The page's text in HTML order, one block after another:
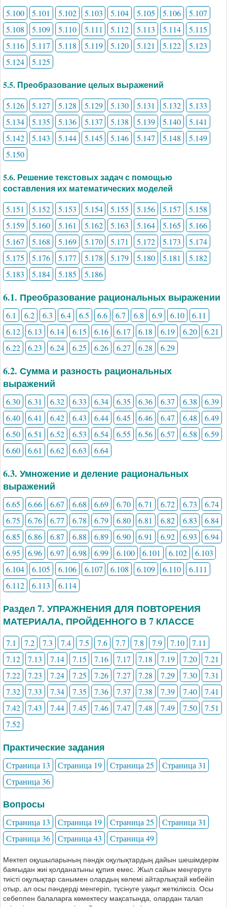
5.100 5.101 5.102 5.103 5.104 5.105 5.106
5.107
5.108
5.109 5.110 5.111 5.112 5.113 5.114
5.115
5.116
5.117 5.118 5.119 5.120 5.121 5.122
5.123
5.124
5.125
5.5. Преобразование целых выражений
5.126 5.127 5.128 5.129 5.130 5.131 5.132
5.133
5.134
5.135 5.136 5.137 5.138 5.139 5.140
5.141
5.142
5.143 5.144 5.145 5.146 5.147 5.148
5.149
5.150
5.6. Решение текстовых задач с помощью
составления их математических моделей
5.151 5.152 5.153 5.154 5.155 5.156 5.157
5.158
5.159
5.160 5.161 5.162 5.163 5.164 5.165
5.166
5.167
5.168 5.169 5.170 5.171 5.172 5.173
5.174
5.175
5.176 5.177 5.178 5.179 5.180 5.181
5.182
5.183
5.184 5.185 5.186
6.1. Преобразование рациональных выражении
6.1 6.2 6.3 6.4 6.5 6.6 6.7 6.8 6.9 6.10
6.11
6.12
6.13 6.14 6.15 6.16 6.17 6.18 6.19 6.20
6.21
6.22
6.23 6.24 6.25 6.26 6.27 6.28 6.29
6.2. Сумма и разность рациональных
выражений
6.30 6.31 6.32 6.33 6.34 6.35 6.36 6.37 6.38
6.39
6.40
6.41 6.42 6.43 6.44 6.45 6.46 6.47 6.48
6.49
6.50
6.51 6.52 6.53 6.54 6.55 6.56 6.57 6.58
6.59
6.60
6.61 6.62 6.63 6.64
6.3. Умножение и деление рациональных
выражений
6.65 6.66 6.67 6.68 6.69 6.70 6.71 6.72 6.73
6.74
6.75
6.76 6.77 6.78 6.79 6.80 6.81 6.82 6.83
6.84
6.85
6.86 6.87 6.88 6.89 6.90 6.91 6.92 6.93
6.94
6.95
6.96 6.97 6.98 6.99 6.100 6.101 6.102
6.103
6.104
6.105 6.106 6.107 6.108 6.109 6.110
6.111
6.112
6.113 6.114
Раздел 7. УПРАЖНЕНИЯ ДЛЯ ПОВТОРЕНИЯ
МАТЕРИАЛА, ПРОЙДЕННОГО В 7 КЛАССЕ
7.1 7.2 7.3 7.4 7.5 7.6 7.7 7.8 7.9 7.10
7.11
7.12
7.13 7.14 7.15 7.16 7.17 7.18 7.19 7.20
7.21
7.22
7.23 7.24 7.25 7.26 7.27 7.28 7.29 7.30
7.31
7.32
7.33 7.34 7.35 7.36 7.37 7.38 7.39 7.40
7.41
7.42
7.43 7.44 7.45 7.46 7.47 7.48 7.49 7.50
7.51
7.52
Практические задания
Страница 13 Страница 19 Страница 25
Страница 31
Страница 36
Вопросы
Страница 13 Страница 19 Страница 25
Страница 31
Страница 36
Страница 43 Страница 49
Мектеп оқушыларының пәндік оқулықтардың дайын шешімдерім
баяғыдан жиі қолданатыны құпия емес. Жыл сайын меңгеруге
тиісті оқулықтар санымен олардың көлемі айтарлықтай көбейіп
отыр, ал осы пәндерді менгеріп, түсінуге уақыт жеткіліксіз. Осы
себеппен балаларға көмектесу мақсатында, олардан талап